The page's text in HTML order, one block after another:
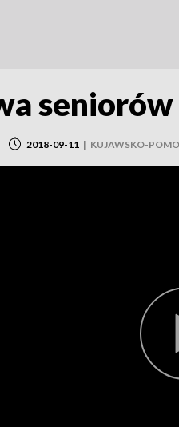
seniorów
2018-09-11 | KUJAWSKO-